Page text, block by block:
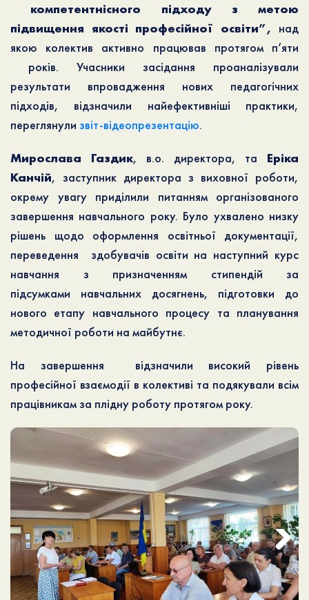
компетентнісного підходу
з метою
підвищення якості професійної освіти”, над
якою колектив активно працював протягом п’яти
років. Учасники засідання проаналізували
результати впровадження нових педагогічних
підходів, відзначили найефективніші практики,
переглянули звіт-відеопрезентацію.
Мирослава Газдик, в.о. директора, та Еріка
Канчій, заступник директора з виховної роботи,
окрему увагу приділили питанням організованого
завершення навчального року. Було ухвалено низку
рішень щодо оформлення освітньої документації,
переведення здобувачів освіти на наступний курс
навчання з призначенням стипендій за
підсумками навчальних досягнень, підготовки до
нового етапу навчального процесу та планування
методичної роботи на майбутнє.
На завершення відзначили високий рівень
професійної взаємодії в колективі та подякували всім
працівникам за плідну роботу протягом року.
Next